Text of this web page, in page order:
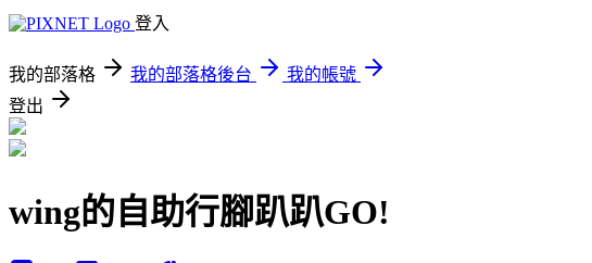
登入
我的部落格 我的部落格後台
我的帳號
登出
wing的自助行腳趴趴GO!